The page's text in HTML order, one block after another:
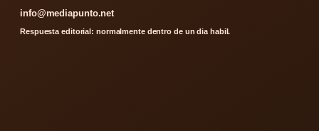
info@mediapunto.net
Respuesta editorial: normalmente dentro de un dia habil.